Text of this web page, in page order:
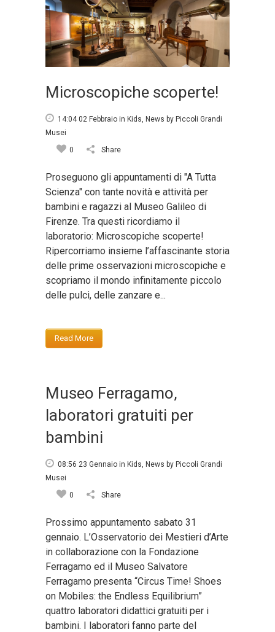
Microscopiche scoperte!
14:04 02 Febbraio in Kids, News by Piccoli Grandi
Musei
0
Share
Proseguono gli appuntamenti di "A Tutta
Scienza" con tante novità e attività per
bambini e ragazzi al Museo Galileo di
Firenze. Tra questi ricordiamo il
laboratorio: Microscopiche scoperte!
Ripercorriamo insieme l’affascinante storia
delle prime osservazioni microscopiche e
scopriamo il mondo infinitamente piccolo
delle pulci, delle zanzare e...
Read More
Museo Ferragamo,
laboratori gratuiti per
bambini
08:56 23 Gennaio in Kids, News by Piccoli Grandi
Musei
0
Share
Prossimo appuntamento sabato 31
gennaio. L’Osservatorio dei Mestieri d’Arte
in collaborazione con la Fondazione
Ferragamo ed il Museo Salvatore
Ferragamo presenta “Circus Time! Shoes
on Mobiles: the Endless Equilibrium”
quattro laboratori didattici gratuiti per i
bambini. I laboratori fanno parte del